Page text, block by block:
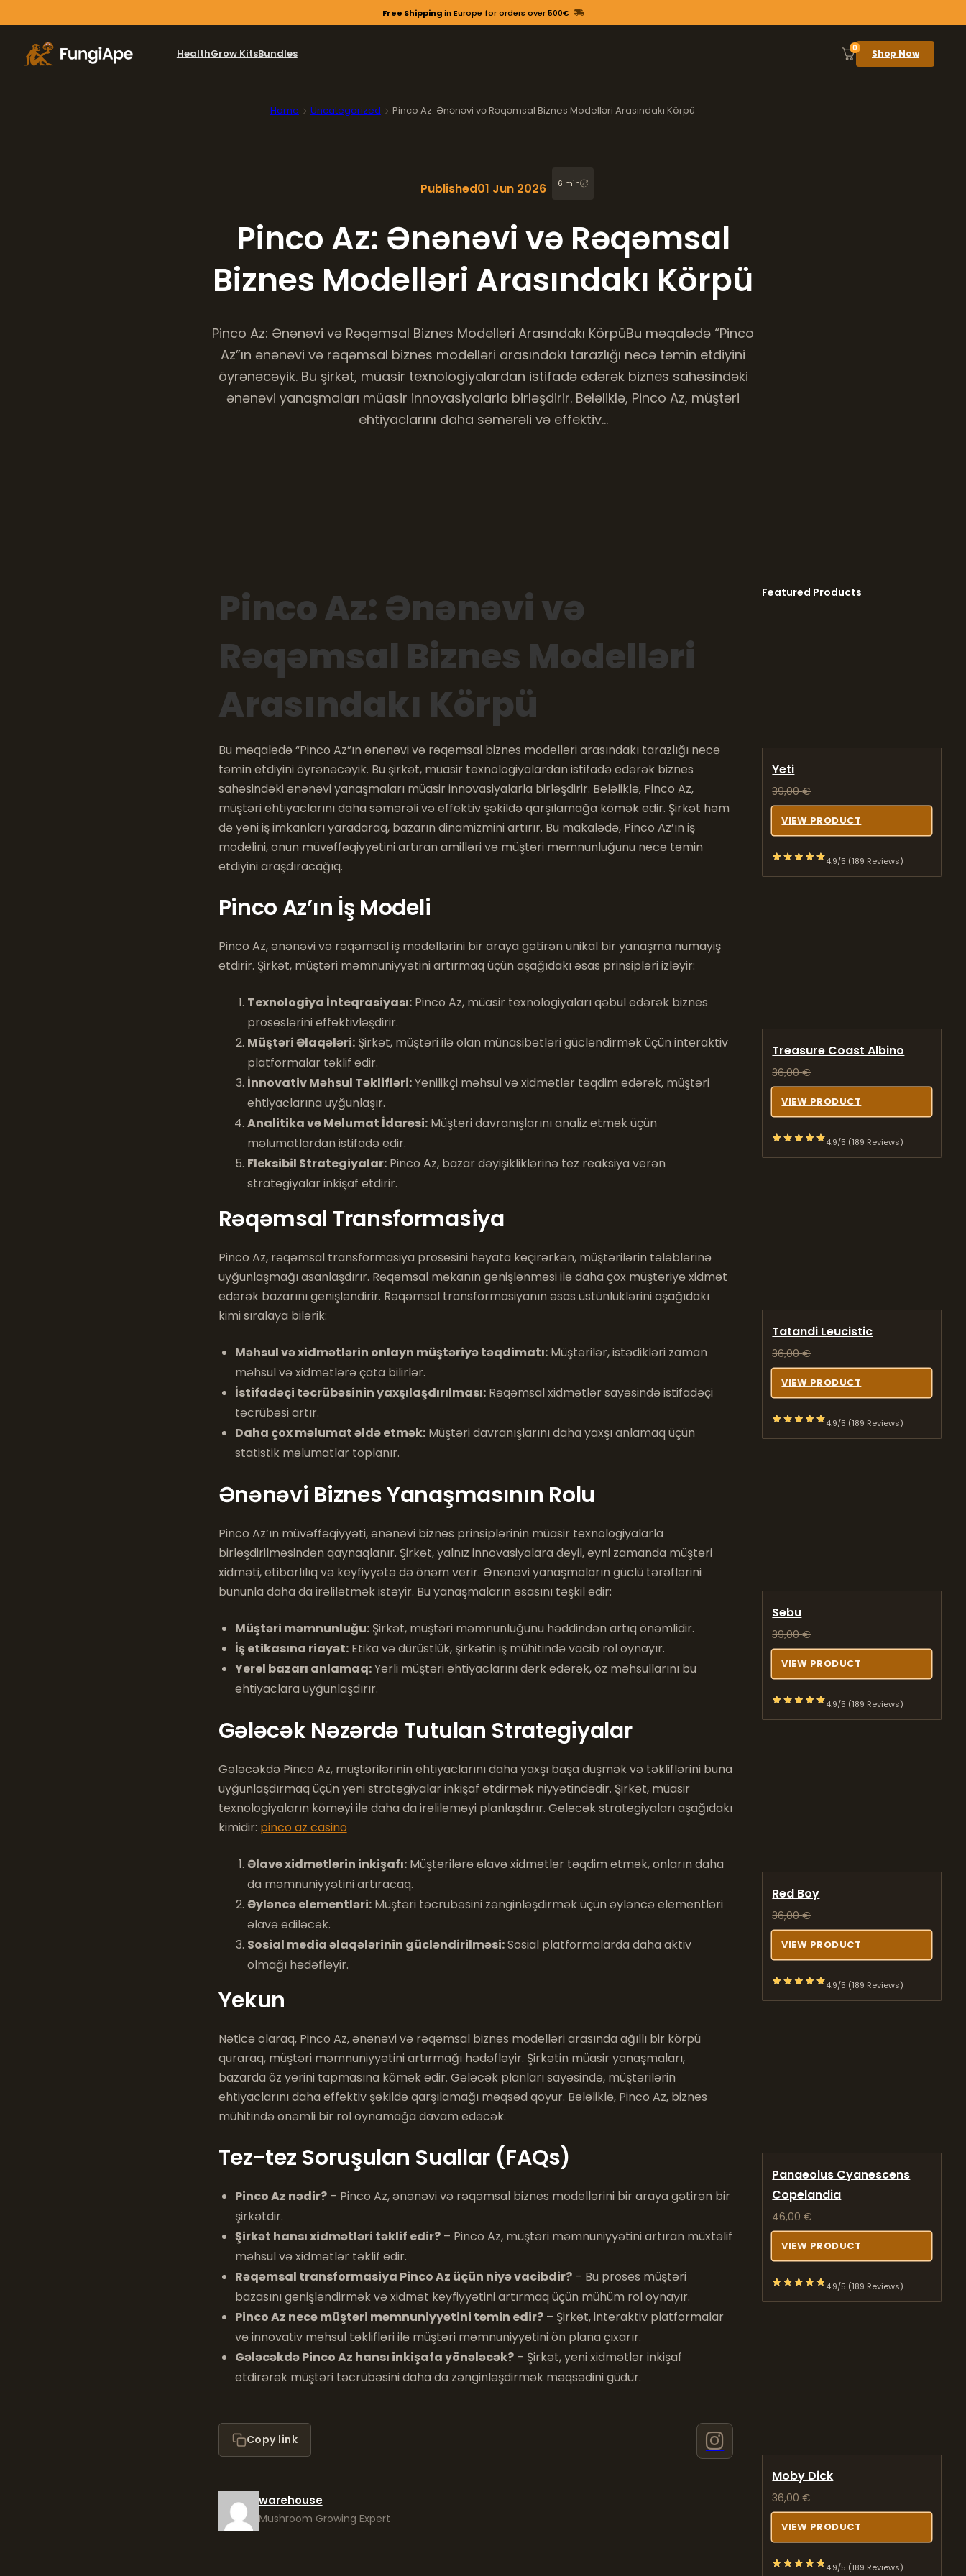
Free Shippingin Europe for orders over 500€
HealthGrow KitsBundles 0 Shop Now
Home Uncategorized Pinco Az: Ənənəvi və Rəqəmsal Biznes Modelləri Arasındakı Körpü
Published01 Jun 2026 6 min
Pinco Az: Ənənəvi və Rəqəmsal
Biznes Modelləri Arasındakı Körpü
Pinco Az: Ənənəvi və Rəqəmsal Biznes Modelləri Arasındakı KörpüBu məqalədə “Pinco
Az”ın ənənəvi və rəqəmsal biznes modelləri arasındakı tarazlığı necə təmin etdiyini
öyrənəcəyik. Bu şirkət, müasir texnologiyalardan istifadə edərək biznes sahəsindəki
ənənəvi yanaşmaları müasir innovasiyalarla birləşdirir. Beləliklə, Pinco Az, müştəri
ehtiyaclarını daha səmərəli və effektiv…
Pinco Az: Ənənəvi və
Rəqəmsal Biznes Modelləri
Arasındakı Körpü
Bu məqalədə “Pinco Az”ın ənənəvi və rəqəmsal biznes modelləri arasındakı tarazlığı necə
təmin etdiyini öyrənəcəyik. Bu şirkət, müasir texnologiyalardan istifadə edərək biznes
sahəsindəki ənənəvi yanaşmaları müasir innovasiyalarla birləşdirir. Beləliklə, Pinco Az,
müştəri ehtiyaclarını daha səmərəli və effektiv şəkildə qarşılamağa kömək edir. Şirkət həm
də yeni iş imkanları yaradaraq, bazarın dinamizmini artırır. Bu makalədə, Pinco Az’ın iş
modelini, onun müvəffəqiyyətini artıran amilləri və müştəri məmnunluğunu necə təmin
etdiyini araşdıracağıq.
Pinco Az’ın İş Modeli
Pinco Az, ənənəvi və rəqəmsal iş modellərini bir araya gətirən unikal bir yanaşma nümayiş
etdirir. Şirkət, müştəri məmnuniyyətini artırmaq üçün aşağıdakı əsas prinsipləri izləyir:
Texnologiya İnteqrasiyası:Pinco Az, müasir texnologiyaları qəbul edərək biznes
proseslərini effektivləşdirir.
Müştəri Əlaqələri:Şirkət, müştəri ilə olan münasibətləri gücləndirmək üçün interaktiv
platformalar təklif edir.
İnnovativ Məhsul Təklifləri:Yenilikçi məhsul və xidmətlər təqdim edərək, müştəri
ehtiyaclarına uyğunlaşır.
Analitika və Məlumat İdarəsi:Müştəri davranışlarını analiz etmək üçün
məlumatlardan istifadə edir.
Fleksibil Strategiyalar:Pinco Az, bazar dəyişikliklərinə tez reaksiya verən
strategiyalar inkişaf etdirir.
Rəqəmsal Transformasiya
Pinco Az, rəqəmsal transformasiya prosesini həyata keçirərkən, müştərilərin tələblərinə
uyğunlaşmağı asanlaşdırır. Rəqəmsal məkanın genişlənməsi ilə daha çox müştəriyə xidmət
edərək bazarını genişləndirir. Rəqəmsal transformasiyanın əsas üstünlüklərini aşağıdakı
kimi sıralaya bilərik:
Məhsul və xidmətlərin onlayn müştəriyə təqdimatı:Müştərilər, istədikləri zaman
məhsul və xidmətlərə çata bilirlər.
İstifadəçi təcrübəsinin yaxşılaşdırılması:Rəqəmsal xidmətlər sayəsində istifadəçi
təcrübəsi artır.
Daha çox məlumat əldə etmək:Müştəri davranışlarını daha yaxşı anlamaq üçün
statistik məlumatlar toplanır.
Ənənəvi Biznes Yanaşmasının Rolu
Pinco Az’ın müvəffəqiyyəti, ənənəvi biznes prinsiplərinin müasir texnologiyalarla
birləşdirilməsindən qaynaqlanır. Şirkət, yalnız innovasiyalara deyil, eyni zamanda müştəri
xidməti, etibarlılıq və keyfiyyətə də önəm verir. Ənənəvi yanaşmaların güclü tərəflərini
bununla daha da irəlilətmək istəyir. Bu yanaşmaların əsasını təşkil edir:
Müştəri məmnunluğu:Şirkət, müştəri məmnunluğunu həddindən artıq önəmlidir.
İş etikasına riayət:Etika və dürüstlük, şirkətin iş mühitində vacib rol oynayır.
Yerel bazarı anlamaq:Yerli müştəri ehtiyaclarını dərk edərək, öz məhsullarını bu
ehtiyaclara uyğunlaşdırır.
Gələcək Nəzərdə Tutulan Strategiyalar
Gələcəkdə Pinco Az, müştərilərinin ehtiyaclarını daha yaxşı başa düşmək və təkliflərini buna
uyğunlaşdırmaq üçün yeni strategiyalar inkişaf etdirmək niyyətindədir. Şirkət, müasir
texnologiyaların köməyi ilə daha da irəliləməyi planlaşdırır. Gələcək strategiyaları aşağıdakı
kimidir: pinco az casino
Əlavə xidmətlərin inkişafı:Müştərilərə əlavə xidmətlər təqdim etmək, onların daha
da məmnuniyyətini artıracaq.
Əyləncə elementləri:Müştəri təcrübəsini zənginləşdirmək üçün əyləncə elementləri
əlavə ediləcək.
Sosial media əlaqələrinin gücləndirilməsi:Sosial platformalarda daha aktiv
olmağı hədəfləyir.
Yekun
Nəticə olaraq, Pinco Az, ənənəvi və rəqəmsal biznes modelləri arasında ağıllı bir körpü
quraraq, müştəri məmnuniyyətini artırmağı hədəfləyir. Şirkətin müasir yanaşmaları,
bazarda öz yerini tapmasına kömək edir. Gələcək planları sayəsində, müştərilərin
ehtiyaclarını daha effektiv şəkildə qarşılamağı məqsəd qoyur. Beləliklə, Pinco Az, biznes
mühitində önəmli bir rol oynamağa davam edəcək.
Tez-tez Soruşulan Suallar (FAQs)
Pinco Az nədir?– Pinco Az, ənənəvi və rəqəmsal biznes modellərini bir araya gətirən bir
şirkətdir.
Şirkət hansı xidmətləri təklif edir?– Pinco Az, müştəri məmnuniyyətini artıran müxtəlif
məhsul və xidmətlər təklif edir.
Rəqəmsal transformasiya Pinco Az üçün niyə vacibdir?– Bu proses müştəri
bazasını genişləndirmək və xidmət keyfiyyətini artırmaq üçün mühüm rol oynayır.
Pinco Az necə müştəri məmnuniyyətini təmin edir?– Şirkət, interaktiv platformalar
və innovativ məhsul təklifləri ilə müştəri məmnuniyyətini ön plana çıxarır.
Gələcəkdə Pinco Az hansı inkişafa yönələcək?– Şirkət, yeni xidmətlər inkişaf
etdirərək müştəri təcrübəsini daha da zənginləşdirmək məqsədini güdür.
Copy link
warehouse
Mushroom Growing Expert
Featured Products
Yeti
39,00€
VIEW PRODUCT
4.9/5 (189 Reviews)
Treasure Coast Albino
36,00€
VIEW PRODUCT
4.9/5 (189 Reviews)
Tatandi Leucistic
36,00€
VIEW PRODUCT
4.9/5 (189 Reviews)
Sebu
39,00€
VIEW PRODUCT
4.9/5 (189 Reviews)
Red Boy
36,00€
VIEW PRODUCT
4.9/5 (189 Reviews)
Panaeolus Cyanescens
Copelandia
46,00€
VIEW PRODUCT
4.9/5 (189 Reviews)
Moby Dick
36,00€
VIEW PRODUCT
4.9/5 (189 Reviews)